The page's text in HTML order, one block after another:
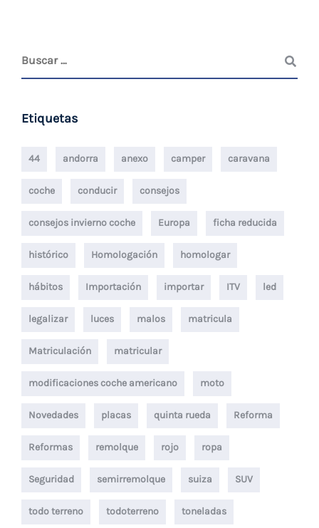
Etiquetas
44 andorra anexo camper caravana
coche conducir consejos
consejos invierno coche Europa ficha reducida
histórico Homologación homologar
hábitos Importación importar ITV led
legalizar luces malos matricula
Matriculación matricular
modificaciones coche americano moto
Novedades placas quinta rueda Reforma
Reformas remolque rojo ropa
Seguridad semirremolque suiza SUV
todo terreno todoterreno toneladas